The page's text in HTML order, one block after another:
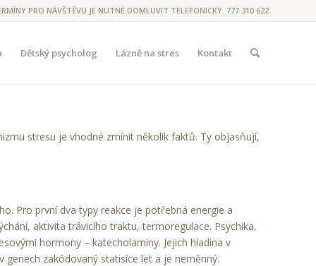
PRO NÁVŠTĚVU JE NUTNÉ DOMLUVIT TELEFONICKY. 777 310 622
Dětský psycholog Lázně na stres Kontakt
stresu je vhodné zmínit několik faktů. Ty objasňují,
Pro první dva typy reakce je potřebná energie a
aktivita trávicího traktu, termoregulace. Psychika,
hormony – katecholaminy. Jejich hladina v
zakódovaný statisíce let a je neměnný.